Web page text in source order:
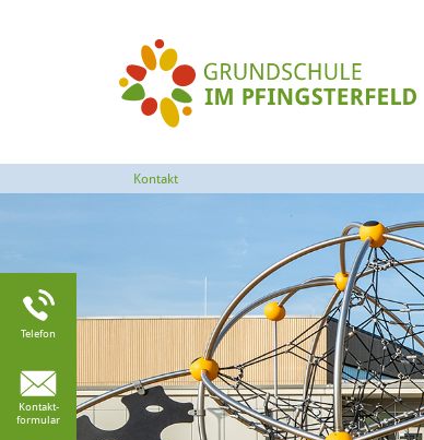
Kontakt
Telefon
Kontakt-
formular